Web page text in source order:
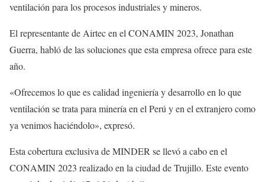
ventilación para los procesos industriales y mineros.
El representante de Airtec en el CONAMIN 2023, Jonathan
Guerra, habló de las soluciones que esta empresa ofrece para este
año.
«Ofrecemos lo que es calidad ingeniería y desarrollo en lo que
ventilación se trata para minería en el Perú y en el extranjero como
ya venimos haciéndolo», expresó.
Esta cobertura exclusiva de MINDER se llevó a cabo en el
CONAMIN 2023 realizado en la ciudad de Trujillo. Este evento